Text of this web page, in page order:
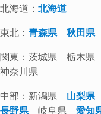
北海道：北海道
東北：青森県 秋田県
関東：茨城県 栃木
神奈川県
中部：新潟県 山梨県
長野県岐阜県愛知